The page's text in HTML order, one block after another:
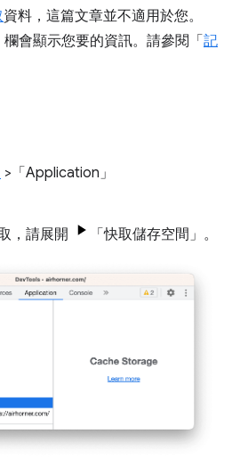
資料，這篇文章並不適用於您。
欄會顯示您要的資訊。請參閱「 記
>「Application」
，請展開 「快取儲存空間」 。